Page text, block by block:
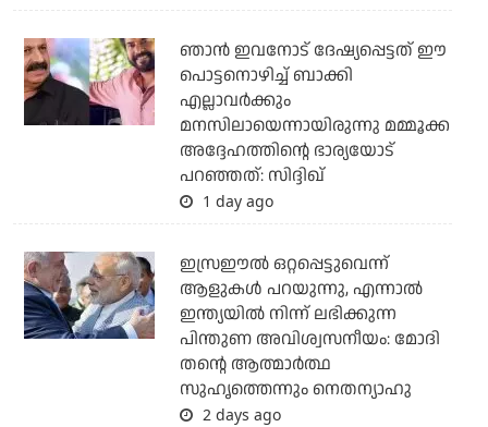
ഞാന്‍ ഇവനോട് ദേഷ്യപ്പെട്ടത് ഈ
പൊട്ടനൊഴിച്ച് ബാക്കി
എല്ലാവര്‍ക്കും
മനസിലായെന്നായിരുന്നു മമ്മൂക്ക
അദ്ദേഹത്തിന്റെ ഭാര്യയോട്
പറഞ്ഞത്: സിദ്ദിഖ്
1 day ago
ഇസ്രഈല്‍ ഒറ്റപ്പെട്ടുവെന്ന്
ആളുകള്‍ പറയുന്നു, എന്നാല്‍
ഇന്ത്യയില്‍ നിന്ന് ലഭിക്കുന്ന
പിന്തുണ അവിശ്വസനീയം: മോദി
തന്റെ ആത്മാര്‍ത്ഥ
സുഹൃത്തെന്നും നെതന്യാഹു
2 days ago